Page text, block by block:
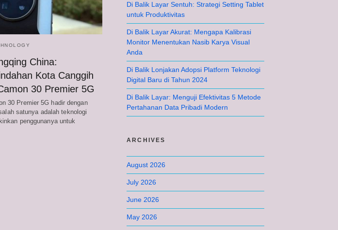
China:
Kota Canggih
30 Premier 5G
30 Premier 5G hadir dengan
satunya adalah teknologi
penggunanya untuk
Di Balik Layar Sentuh: Strategi Setting Tablet
untuk Produktivitas
Di Balik Layar Akurat: Mengapa Kalibrasi
Monitor Menentukan Nasib Karya Visual
Anda
Di Balik Lonjakan Adopsi Platform Teknologi
Digital Baru di Tahun 2024
Di Balik Layar: Menguji Efektivitas 5 Metode
Pertahanan Data Pribadi Modern
ARCHIVES
August 2026
July 2026
June 2026
May 2026